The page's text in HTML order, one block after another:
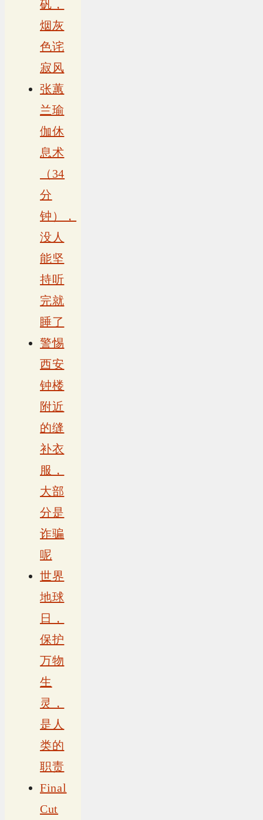
矾，
烟灰
色诧
寂风
张蕙
兰瑜
伽休
息术
（34
分
钟），
没人
能坚
持听
完就
睡了
警惕
西安
钟楼
附近
的缝
补衣
服，
大部
分是
诈骗
呢
世界
地球
日，
保护
万物
生
灵，
是人
类的
职责
Final
Cut